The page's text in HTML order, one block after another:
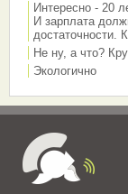
Интересно - 20
И зарплата
достаточности.
Не ну, а что?
Экологично